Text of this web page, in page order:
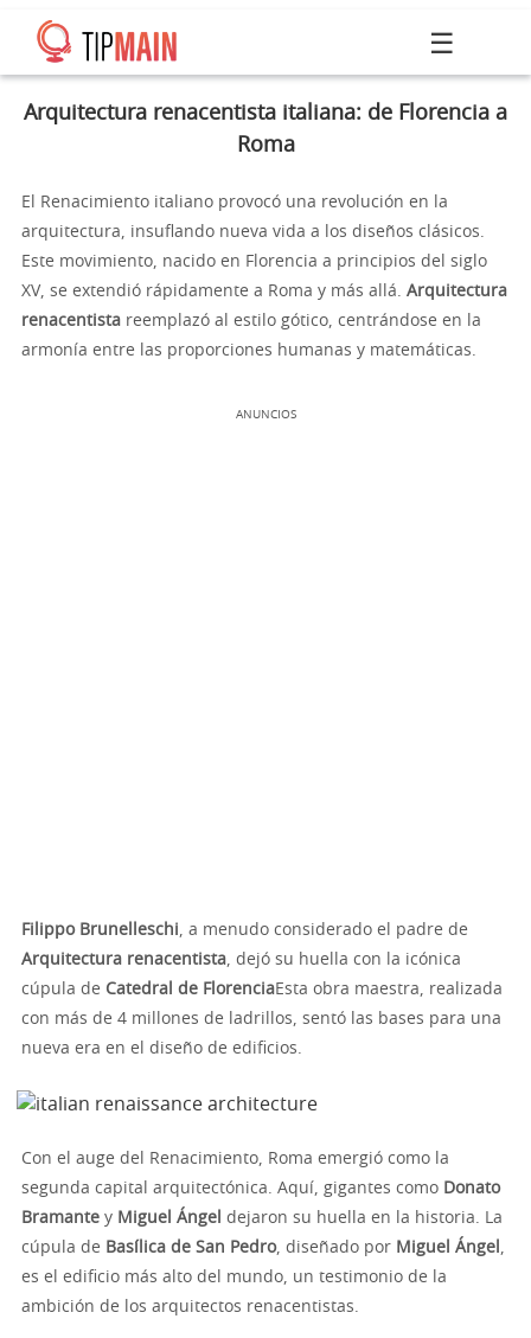
☰
Arquitectura renacentista italiana: de Florencia a
Roma
El Renacimiento italiano provocó una revolución en la
arquitectura, insuflando nueva vida a los diseños clásicos.
Este movimiento, nacido en Florencia a principios del siglo
XV, se extendió rápidamente a Roma y más allá. Arquitectura
renacentista reemplazó al estilo gótico, centrándose en la
armonía entre las proporciones humanas y matemáticas.
ANUNCIOS
Filippo Brunelleschi, a menudo considerado el padre de
Arquitectura renacentista, dejó su huella con la icónica
cúpula de Catedral de FlorenciaEsta obra maestra, realizada
con más de 4 millones de ladrillos, sentó las bases para una
nueva era en el diseño de edificios.
Con el auge del Renacimiento, Roma emergió como la
segunda capital arquitectónica. Aquí, gigantes como Donato
Bramante y Miguel Ángel dejaron su huella en la historia. La
cúpula de Basílica de San Pedro, diseñado por Miguel Ángel ,
es el edificio más alto del mundo, un testimonio de la
ambición de los arquitectos renacentistas.